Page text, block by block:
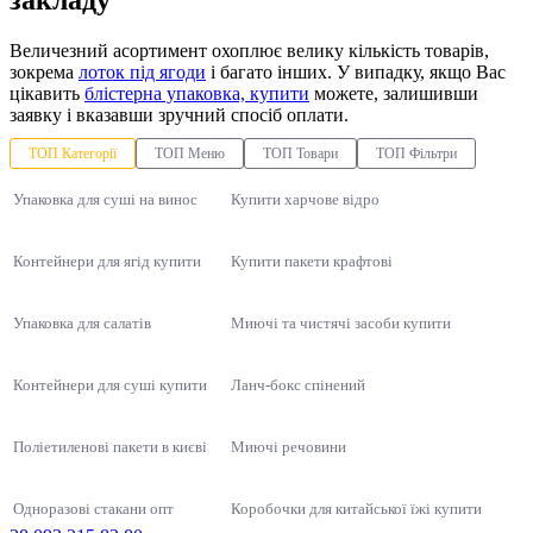
Величезний асортимент охоплює велику кількість товарів,
зокрема лоток під ягоди і багато інших. У випадку, якщо Вас
цікавить блістерна упаковка, купити можете, залишивши
заявку і вказавши зручний спосіб оплати.
ТОП Категорії ТОП Меню ТОП Товари ТОП Фільтри
Упаковка для суші на винос
Контейнери для ягід купити
Упаковка для салатів
Контейнери для суші купити
Поліетиленові пакети в києві
Одноразові стакани опт
Купити харчове відро
Купити пакети крафтові
Миючі та чистячі засоби купити
Ланч-бокс спінений
Миючі речовини
Коробочки для китайської їжі купити